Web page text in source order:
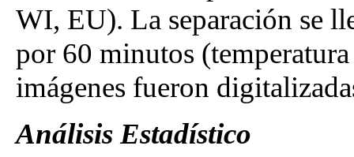
WI, EU). La separación se
por 60 minutos
imágenes fueron
Análisis Estadístico